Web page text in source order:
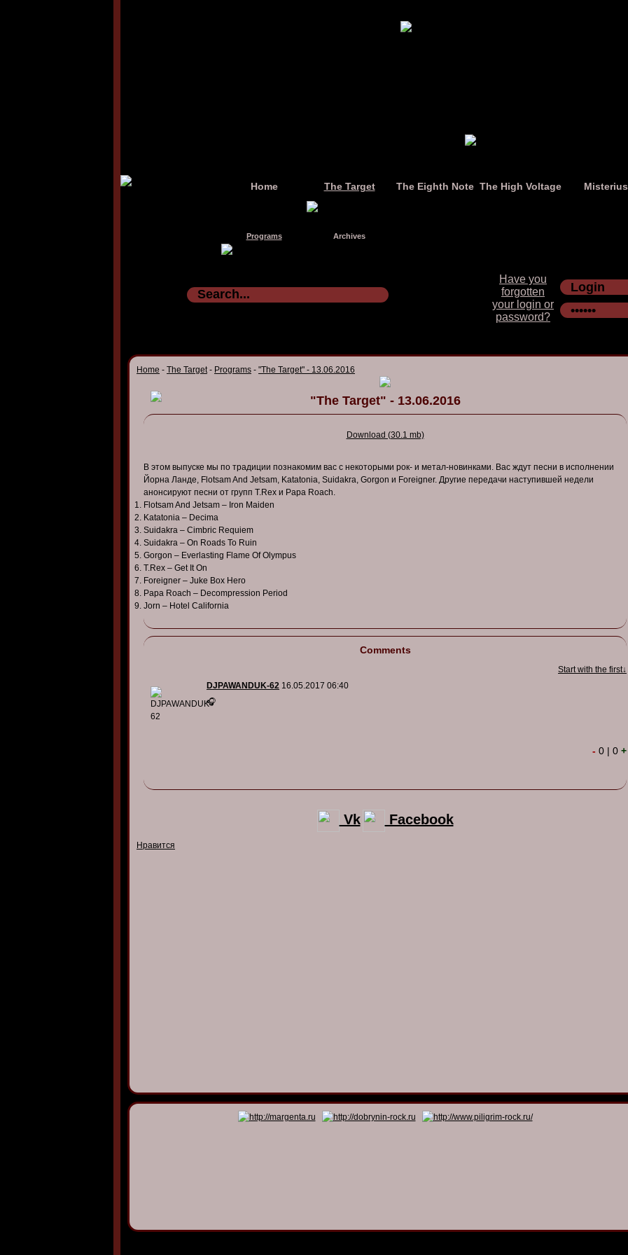
Home The Target The Eighth Note The High Voltage Misterius
Programs Archives
Have you
forgotten
your login or
password?
Home - The Target- Programs - "The Target" - 13.06.2016
"The Target" - 13.06.2016
Download (30.1 mb)
В этом выпуске мы по традиции познакомим вас с некоторыми рок- и метал-новинками. Вас ждут песни в исполнении
Йорна Ланде, Flotsam And Jetsam, Katatonia, Suidakra, Gorgon и Foreigner. Другие передачи наступившей недели
анонсируют песни от групп T.Rex и Papa Roach.
Flotsam And Jetsam – Iron Maiden
Katatonia – Decima
Suidakra – Cimbric Requiem
Suidakra – On Roads To Ruin
Gorgon – Everlasting Flame Of Olympus
T.Rex – Get It On
Foreigner – Juke Box Hero
Papa Roach – Decompression Period
Jorn – Hotel California
Comments
Start with the first↓
DJPAWANDUK-62 16.05.2017 06:40
🎧
- 0 | 0 +
Vk Facebook
Нравится